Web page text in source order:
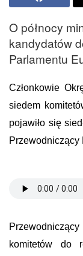
O północy
kandydatów
Parlamentu
Członkowie
siedem
pojawiło się
Przewodniczący
komitetów do